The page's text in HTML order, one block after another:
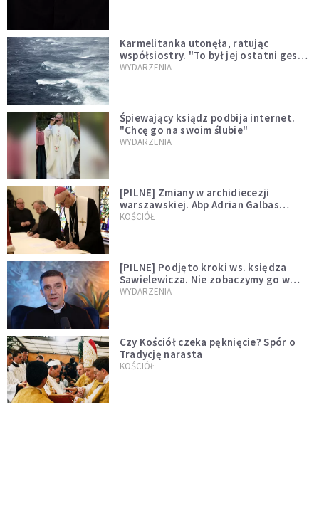
Karmelitanka utonęła, ratując
współsiostry. "To był jej ostatni gest
miłości"
WYDARZENIA
Śpiewający ksiądz podbija internet.
"Chcę go na swoim ślubie"
WYDARZENIA
[PILNE] Zmiany w archidiecezji
warszawskiej. Abp Adrian Galbas
wręczył dekrety nowym proboszczom
KOŚCIÓŁ
[PILNE] Podjęto kroki ws. księdza
Sawielewicza. Nie zobaczymy go w
mediach
WYDARZENIA
Czy Kościół czeka pęknięcie? Spór o
Tradycję narasta
KOŚCIÓŁ